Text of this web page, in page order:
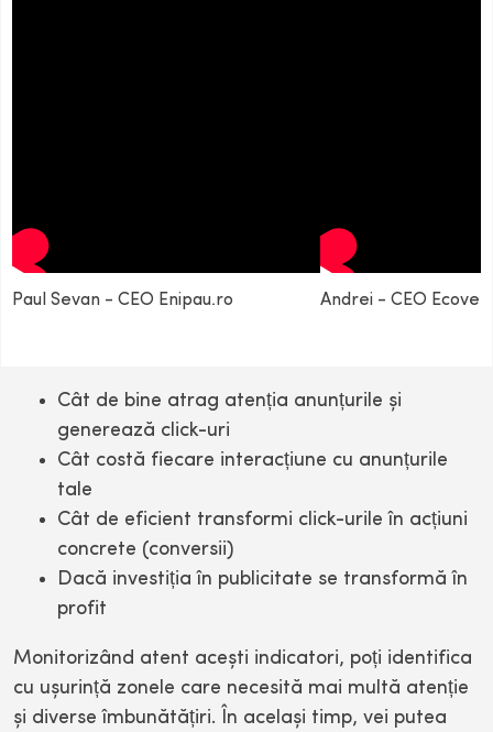
Paul Sevan - CEO Enipau.ro Andrei - CEO
Cât de bine atrag atenția anunțurile și
generează click-uri
Cât costă fiecare interacțiune cu anunțurile
tale
Cât de eficient transformi click-urile în acțiuni
concrete (conversii)
Dacă investiția în publicitate se transformă în
profit
Monitorizând atent acești indicatori, poți identifica
cu ușurință zonele care necesită mai multă atenție
și diverse îmbunătățiri. În același timp, vei putea